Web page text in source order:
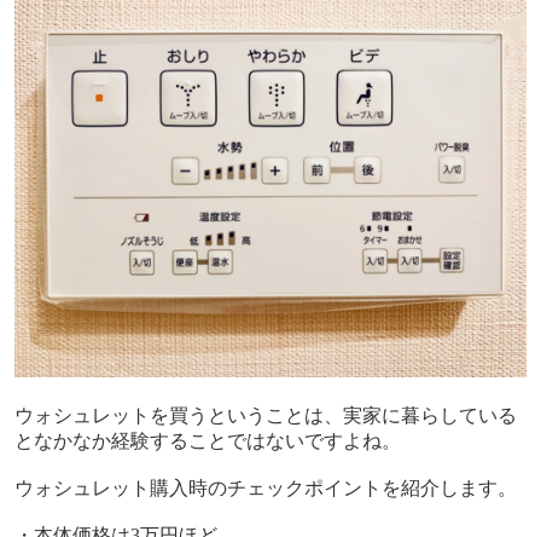
ウォシュレットを買うということは、実家に暮らしている
となかなか経験することではないですよね。
ウォシュレット購入時のチェックポイントを紹介します。